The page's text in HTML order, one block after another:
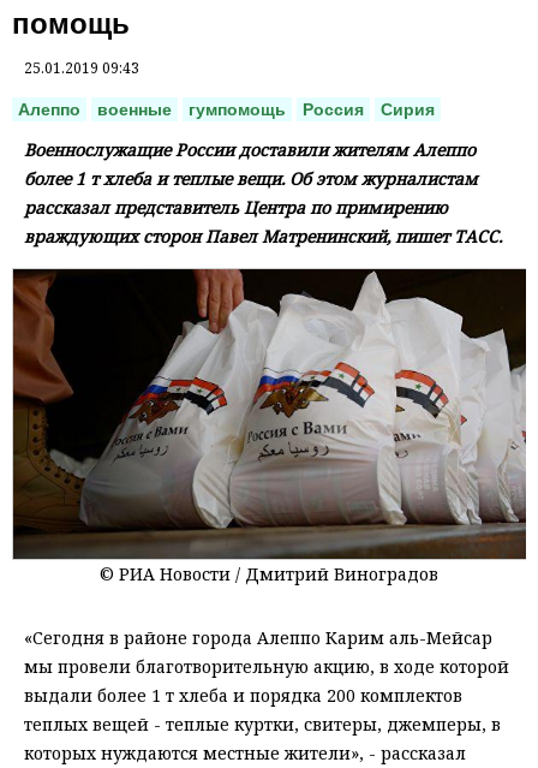
помощь
25.01.2019 09:43
Алеппо военные гумпомощь Россия Сирия
Военнослужащие России доставили жителям Алеппо
более 1 т хлеба и теплые вещи. Об этом журналистам
рассказал представитель Центра по примирению
враждующих сторон Павел Матренинский, пишет ТАСС.
© РИА Новости / Дмитрий Виноградов
«Сегодня в районе города Алеппо Карим аль-Мейсар
мы провели благотворительную акцию, в ходе которой
выдали более 1 т хлеба и порядка 200 комплектов
теплых вещей - теплые куртки, свитеры, джемперы, в
которых нуждаются местные жители», - рассказал